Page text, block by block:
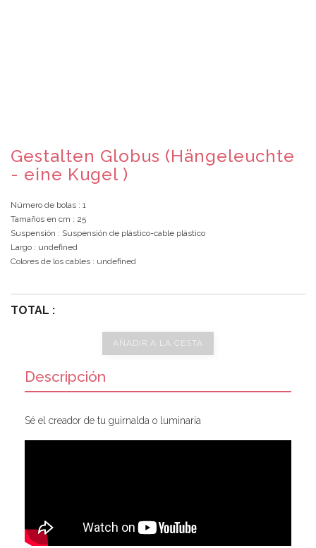
Gestalten Globus (Hängeleuchte
- eine Kugel )
Número de bolas : 1
Tamaños en cm : 25
Suspensión : Suspensión de plástico-cable plástico
Largo : undefined
Colores de los cables : undefined
TOTAL :
AÑADIR A LA CESTA
Descripción
Sé el creador de tu guirnalda o luminaria